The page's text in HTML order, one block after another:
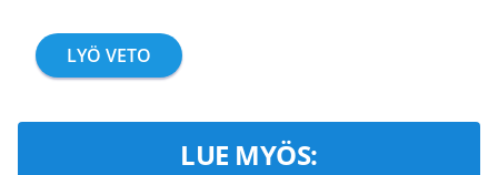
LYÖ VETO
LUE MYÖS: